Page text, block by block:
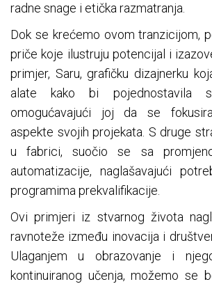
radne snage i etička razmatranja.
Dok se krećemo ovom tranzicijom,
priče koje ilustruju potencijal i
primjer, Saru, grafičku dizajnerku
alate kako bi pojednostavila
omogućavajući joj da se
aspekte svojih projekata. S druge
u fabrici, suočio se sa
automatizacije, naglašavajući
programima prekvalifikacije.
Ovi primjeri iz stvarnog života
ravnoteže između inovacija i
Ulaganjem u obrazovanje i
kontinuiranog učenja, možemo se